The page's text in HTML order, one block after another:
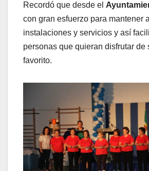
Recordó que desde el
con gran esfuerzo para mantener
instalaciones y servicios y así
personas que quieran disfrutar de
favorito.